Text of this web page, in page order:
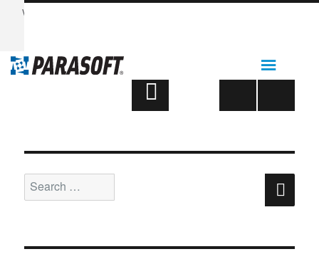
Want to see Parasoft in action? Sign up for our Monthly
文
页
for: